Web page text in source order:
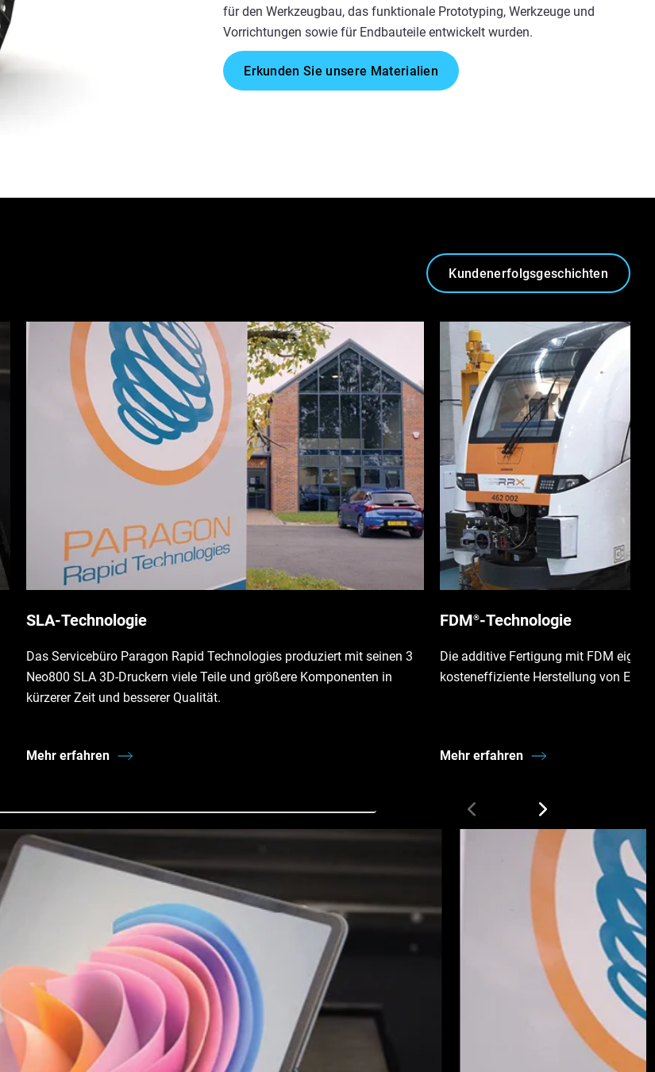
für den Werkzeugbau, das funktionale Prototyping, Werkzeuge und
Vorrichtungen sowie für Endbauteile entwickelt wurden.
Erkunden Sie unsere Materialien
Kundenerfolgsgeschichten
SLA-Technologie
Das Servicebüro Paragon Rapid Technologies produziert mit seinen 3
Neo800 SLA 3D-Druckern viele Teile und größere Komponenten in
kürzerer Zeit und besserer Qualität.
Mehr erfahren
FDM®-Technologie
Die additive Fertigung mit FDM
kosteneffiziente Herstellung von
Mehr erfahren